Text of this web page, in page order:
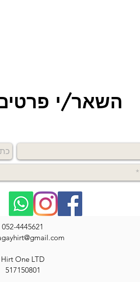
השאר/י פרטים
052-4445621
Hirt One LTD
517150801